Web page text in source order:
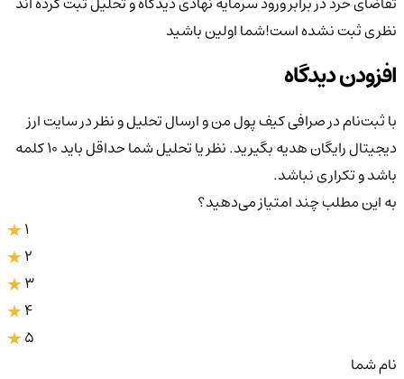
نظری ثبت نشده است!شما اولین باشید
افزودن دیدگاه
با ثبت‌نام در صرافی کیف پول من و ارسال تحلیل و نظر در سایت ارز
دیجیتال رایگان هدیه بگیرید. نظر یا تحلیل شما حداقل باید ۱۰ کلمه
باشد و تکراری نباشد.
به این مطلب چند امتیاز می‌دهید؟
3
4
5
نام شما